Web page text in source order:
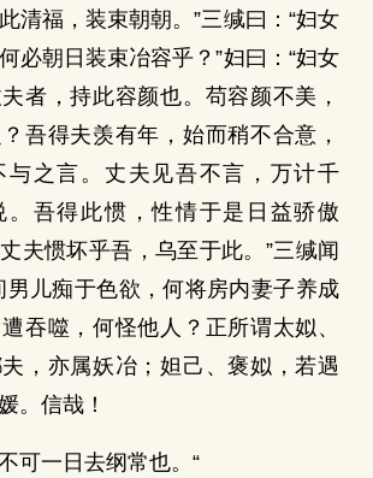
清福，装束朝朝。”三缄曰：“妇女
必朝日装束冶容乎？”妇曰：“妇女
者，持此容颜也。苟容颜不美，
吾得夫羡有年，始而稍不合意，
与之言。丈夫见吾不言，万计千
。吾得此惯，性情于是日益骄傲
夫惯坏乎吾，乌至于此。”三缄闻
男儿痴于色欲，何将房内妻子养成
吞噬，何怪他人？正所谓太姒、
，亦属妖冶；妲己、褒姒，若遇
。信哉！
可一日去纲常也。“